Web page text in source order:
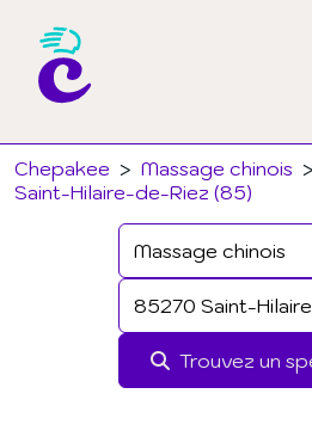
Chepakee > Massage chinois >
Saint-Hilaire-de-Riez (85)
Trouvez un
Email
Mot de passe
J'ai oublié mon
Connexion